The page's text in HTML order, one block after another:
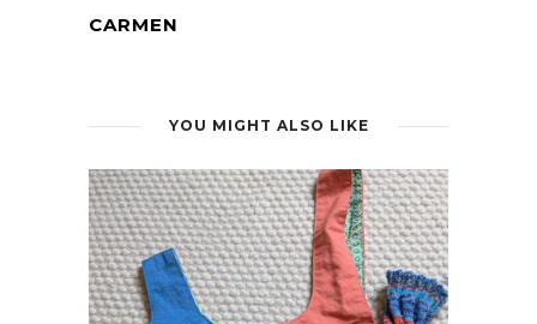
CARMEN
YOU MIGHT ALSO LIKE